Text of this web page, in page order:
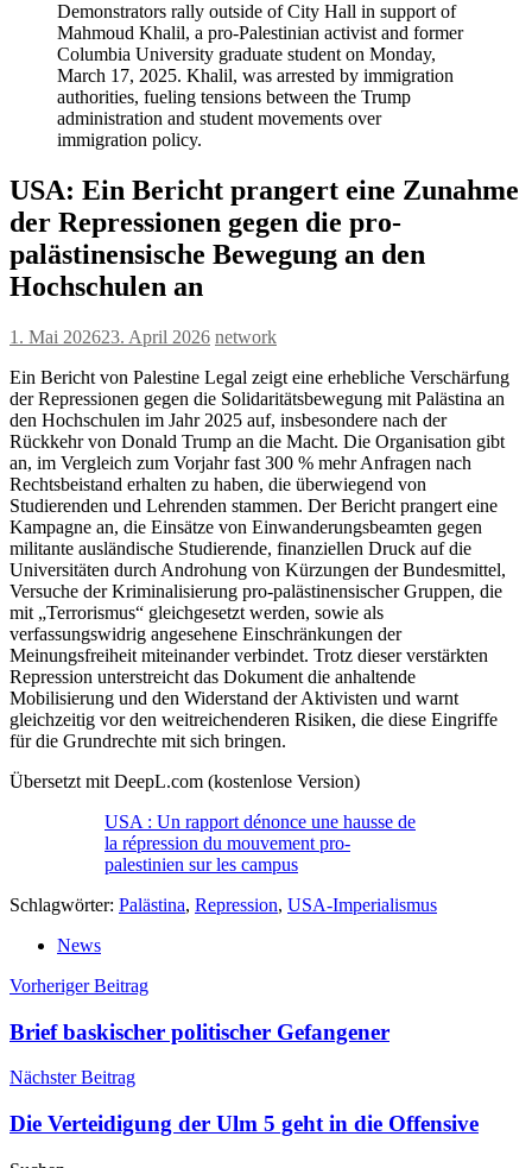
Demonstrators rally outside of City Hall in support of
Mahmoud Khalil, a pro-Palestinian activist and former
Columbia University graduate student on Monday,
March 17, 2025. Khalil, was arrested by immigration
authorities, fueling tensions between the Trump
administration and student movements over
immigration policy.
USA: Ein Bericht prangert eine Zunahme
der Repressionen gegen die pro-
palästinensische Bewegung an den
Hochschulen an
1. Mai 202623. April 2026 network
Ein Bericht von Palestine Legal zeigt eine erhebliche Verschärfung
der Repressionen gegen die Solidaritätsbewegung mit Palästina an
den Hochschulen im Jahr 2025 auf, insbesondere nach der
Rückkehr von Donald Trump an die Macht. Die Organisation gibt
an, im Vergleich zum Vorjahr fast 300 % mehr Anfragen nach
Rechtsbeistand erhalten zu haben, die überwiegend von
Studierenden und Lehrenden stammen. Der Bericht prangert eine
Kampagne an, die Einsätze von Einwanderungsbeamten gegen
militante ausländische Studierende, finanziellen Druck auf die
Universitäten durch Androhung von Kürzungen der Bundesmittel,
Versuche der Kriminalisierung pro-palästinensischer Gruppen, die
mit „Terrorismus“ gleichgesetzt werden, sowie als
verfassungswidrig angesehene Einschränkungen der
Meinungsfreiheit miteinander verbindet. Trotz dieser verstärkten
Repression unterstreicht das Dokument die anhaltende
Mobilisierung und den Widerstand der Aktivisten und warnt
gleichzeitig vor den weitreichenderen Risiken, die diese Eingriffe
für die Grundrechte mit sich bringen.
Übersetzt mit DeepL.com (kostenlose Version)
USA : Un rapport dénonce une hausse de
la répression du mouvement pro-
palestinien sur les campus
Schlagwörter: Palästina, Repression, USA-Imperialismus
News
Beitragsnavigation
Vorheriger Beitrag
Brief baskischer politischer Gefangener
Nächster Beitrag
Die Verteidigung der Ulm 5 geht in die Offensive